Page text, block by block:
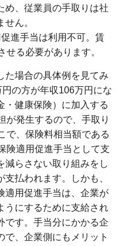
め、従業員の手取りは社
ん。
進手当は利用不可。賃
る必要があります。
た場合の具体例を見てみ
の方が年収106万円にな
・健康保険）に加入する
が発生するので、手取り
で、保険料相当額である
険適用促進手当として支
減らさない取り組みをし
払われます。しかも、
適用促進手当は、企業が
うにするために支給され
です。手当分にかかる企
で、企業側にもメリット